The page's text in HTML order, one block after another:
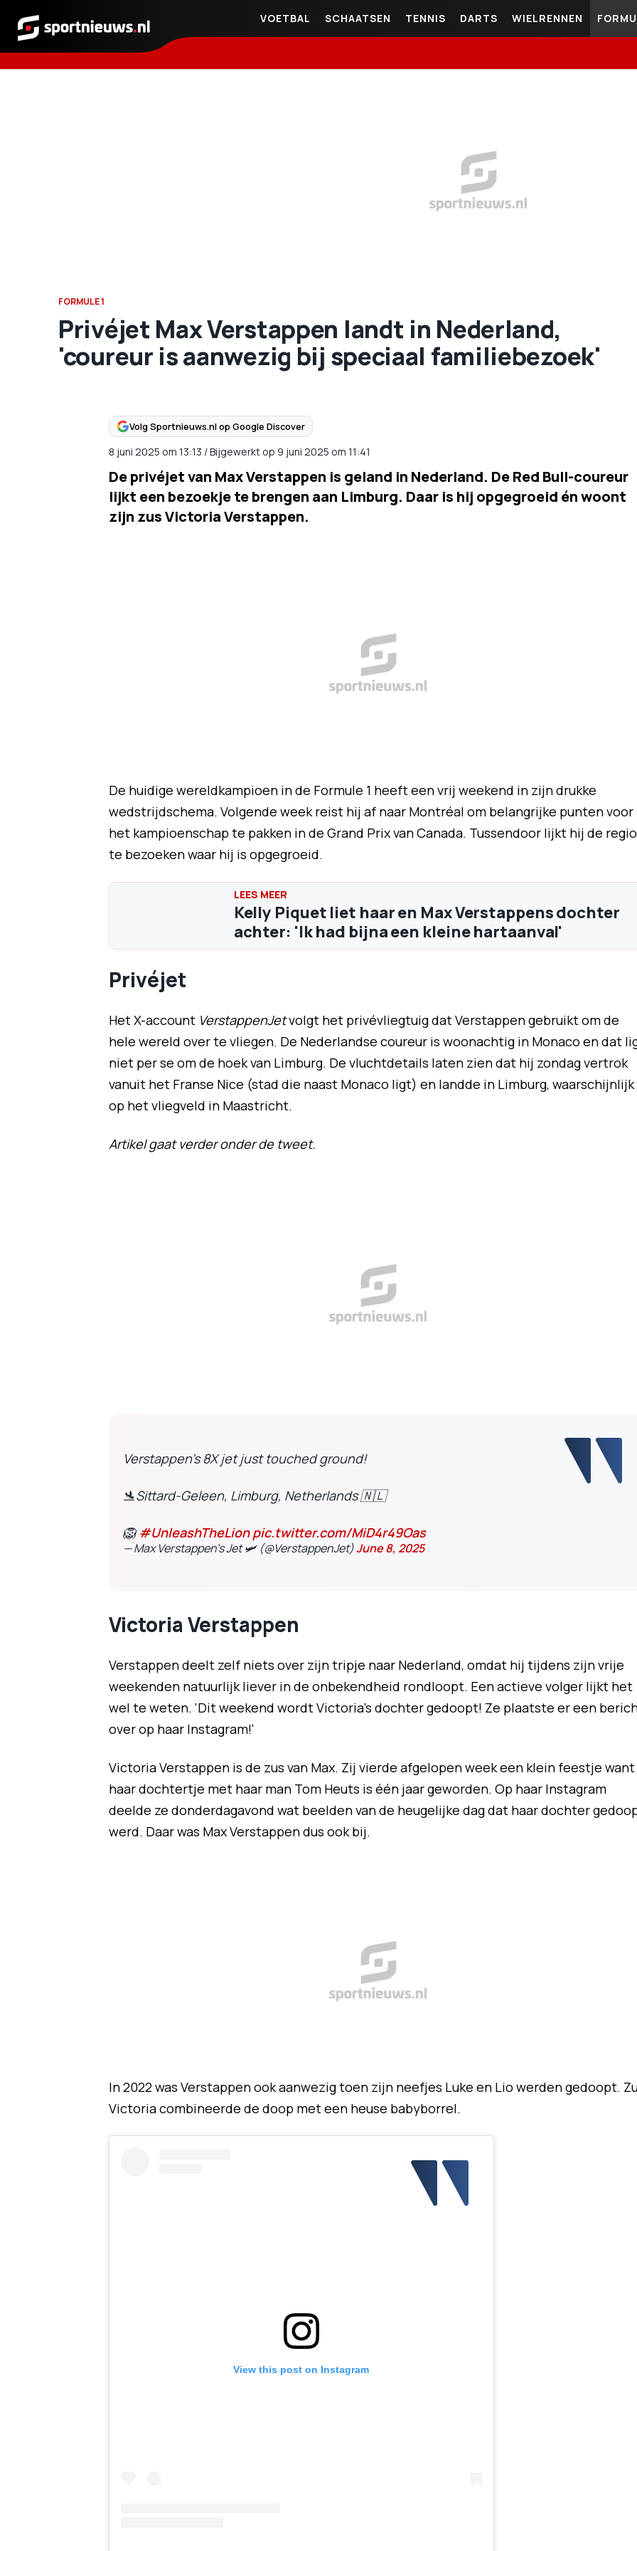
Sportnieuws.nl
VOETBAL SCHAATSEN TENNIS DARTS WIELRENNEN
FORMULE 1
Privéjet Max Verstappen landt in Nederland,
'coureur is aanwezig bij speciaal familiebezoek'
Volg Sportnieuws.nl op Google Discover
8 juni 2025 om 13:13 /Bijgewerkt op 9 juni 2025 om 11:41
De privéjet van Max Verstappen is geland in Nederland. De Red Bull-coureur
lijkt een bezoekje te brengen aan Limburg. Daar is hij opgegroeid én woont
zijn zus Victoria Verstappen.
De huidige wereldkampioen in de Formule 1 heeft een vrij weekend in zijn drukke
wedstrijdschema. Volgende week reist hij af naar Montréal om belangrijke punten voor
het kampioenschap te pakken in de Grand Prix van Canada. Tussendoor lijkt hij de regio
te bezoeken waar hij is opgegroeid.
Kelly Piquet liet haar en Max Verstappens dochter
achter: 'Ik had bijna een kleine hartaanval'
Privéjet
Het X-account VerstappenJetvolgt het privévliegtuig dat Verstappen gebruikt om de
hele wereld over te vliegen. De Nederlandse coureur is woonachtig in Monaco en dat
niet per se om de hoek van Limburg. De vluchtdetails laten zien dat hij zondag vertrok
vanuit het Franse Nice (stad die naast Monaco ligt) en landde in Limburg, waarschijnlijk
op het vliegveld in Maastricht.
Artikel gaat verder onder de tweet.
Verstappen's 8X jet just touched ground!
🛬Sittard-Geleen, Limburg, Netherlands 🇳🇱
🦁#UnleashTheLion pic.twitter.com/MiD4r49Oas
— Max Verstappen’s Jet 🛩 (@VerstappenJet)June 8, 2025
Victoria Verstappen
Verstappen deelt zelf niets over zijn tripje naar Nederland, omdat hij tijdens zijn vrije
weekenden natuurlijk liever in de onbekendheid rondloopt. Een actieve volger lijkt het
wel te weten. 'Dit weekend wordt Victoria's dochter gedoopt! Ze plaatste er een
over op haar Instagram!'
Victoria Verstappen is de zus van Max. Zij vierde afgelopen week een klein feestje want
haar dochtertje met haar man Tom Heuts is één jaar geworden. Op haar Instagram
deelde ze donderdagavond wat beelden van de heugelijke dag dat haar dochter
werd. Daar was Max Verstappen dus ook bij.
In 2022 was Verstappen ook aanwezig toen zijn neefjes Luke en Lio werden gedoopt.
Victoria combineerde de doop met een heuse babyborrel.
View this post on Instagram